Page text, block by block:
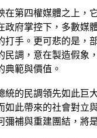
在第四權媒體之上，
政府掌控下，多數媒
打手。更可悲的是，
民調，意在製造假象
典範與價值。
統的民調領先如此巨
如此帶來的社會對立
彌補與重建團結，將